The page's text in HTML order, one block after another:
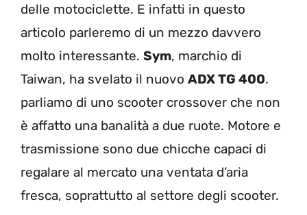
delle motociclette. E infatti in questo
articolo parleremo di un mezzo davvero
molto interessante. Sym, marchio di
Taiwan, ha svelato il nuovo ADX TG 400.
parliamo di uno scooter crossover che non
è affatto una banalità a due ruote. Motore e
trasmissione sono due chicche capaci di
regalare al mercato una ventata d’aria
fresca, soprattutto al settore degli scooter.